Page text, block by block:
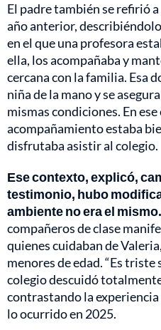
El padre también se refirió
año anterior,
en el que una profesora
ella, los acompañaba y
cercana con la familia. Esa
niña de la mano y se
mismas condiciones. En
acompañamiento estaba
disfrutaba asistir al colegio.
Ese contexto, explicó,
testimonio, hubo
ambiente no era el mismo.
compañeros de clase
quienes cuidaban de
menores de edad. “Es
colegio descuidó totalmente
contrastando la
lo ocurrido en 2025.